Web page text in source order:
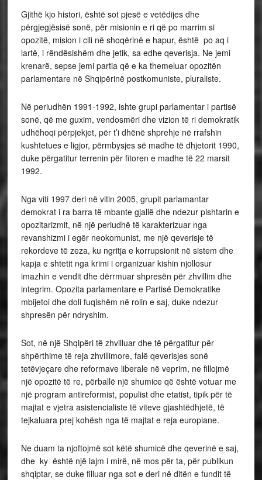
Gjithë kjo histori, është sot pjesë e vetëdijes dhe
përgjegjësisë sonë, për misionin e ri që po marrim si
opozitë, mision i cili në shoqërinë e hapur, është po aq i
lartë, i rëndësishëm dhe jetik, sa edhe qeverisja. Ne jemi
krenarë, sepse jemi partia që e ka themeluar opozitën
parlamentare në Shqipërinë postkomuniste, pluraliste.
Në periudhën 1991-1992, ishte grupi parlamentar i partisë
sonë, që me guxim, vendosmëri dhe vizion të ri demokratik
udhëhoqi përpjekjet, për t’i dhënë shprehje në rrafshin
kushtetues e ligjor, përmbysjes së madhe të dhjetorit 1990,
duke përgatitur terrenin për fitoren e madhe të 22 marsit
1992.
Nga viti 1997 deri në vitin 2005, grupit parlamantar
demokrat i ra barra të mbante gjallë dhe ndezur pishtarin e
opozitarizmit, në një periudhë të karakterizuar nga
revanshizmi i egër neokomunist, me një qeverisje të
rekordeve të zeza, ku ngritja e korrupsionit në sistem dhe
kapja e shtetit nga krimi i organizuar kishin njollosur
imazhin e vendit dhe dërrmuar shpresën për zhvillim dhe
integrim. Opozita parlamentare e Partisë Demokratike
mbijetoi dhe doli fuqishëm në rolin e saj, duke ndezur
shpresën për ndryshim.
Sot, në një Shqipëri të zhvilluar dhe të përgatitur për
shpërthime të reja zhvillimore, falë qeverisjes sonë
tetëvjeçare dhe reformave liberale në veprim, ne fillojmë
një opozitë të re, përballë një shumice që është votuar me
një program antireformist, populist dhe etatist, tipik për të
majtat e vjetra asistencialiste të viteve gjashtëdhjetë, të
tejkaluara prej kohësh nga të majtat e reja europiane.
Ne duam ta njoftojmë sot këtë shumicë dhe qeverinë e saj,
dhe ky është një lajm i mirë, në mos për ta, për publikun
shqiptar, se duke filluar nga sot e deri në ditën e fundit të